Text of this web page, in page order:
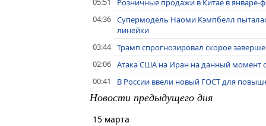
Розничные продажи в Китае в январе-
04:36 Супермодель Наоми Кэмпбелл
линейки
03:44 Трамп спрогнозировал скорое
02:06 Атака США на Иран на данный момент
00:41
В России ввели новый ГОСТ для
Новости предыдущего дня
15 марта